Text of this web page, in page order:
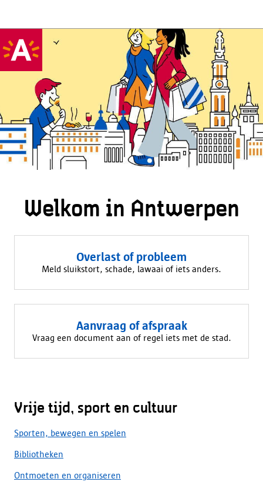
Welkom in Antwerpen
Overlast of probleem
Meld sluikstort, schade, lawaai of iets anders.
Aanvraag of afspraak
Vraag een document aan of regel iets met de stad.
Vrije tijd, sport en cultuur
Sporten, bewegen en spelen
Bibliotheken
Ontmoeten en organiseren